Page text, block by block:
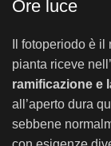
Ore luce
Il fotoperiodo è
pianta riceve
ramificazione e
all’aperto dura
sebbene